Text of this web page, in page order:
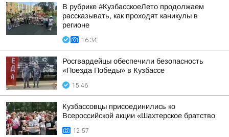
В рубрике #КузбасскоеЛето продолжаем
рассказывать, как проходят каникулы в
регионе
16:34
Росгвардейцы обеспечили безопасность
«Поезда Победы» в Кузбассе
15:46
Кузбассовцы присоединились ко
Всероссийской акции «Шахтерское братство
12:57